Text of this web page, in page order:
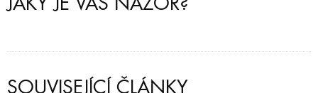
SOUVISEJÍCÍ ČLÁNKY